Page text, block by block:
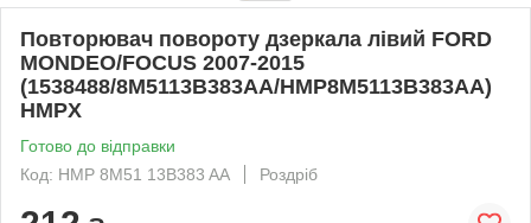
Повторювач повороту дзеркала лівий FORD
MONDEO/FOCUS 2007-2015
(1538488/8M5113B383AA/HMP8M5113B383AA)
HMPX
Готово до відправки
Код: HMP 8M51 13B383 AA
Роздріб